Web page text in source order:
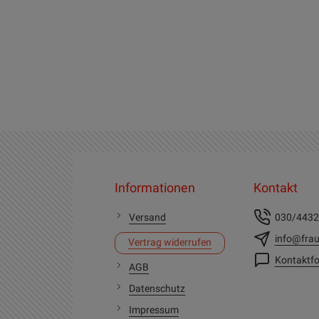
Informationen
Versand
Vertrag widerrufen
AGB
Datenschutz
Impressum
Kontakt
030/